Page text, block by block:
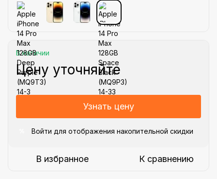
В наличии
Цену уточняйте
Узнать цену
Войти для отображения накопительной скидки
В избранное К сравнению